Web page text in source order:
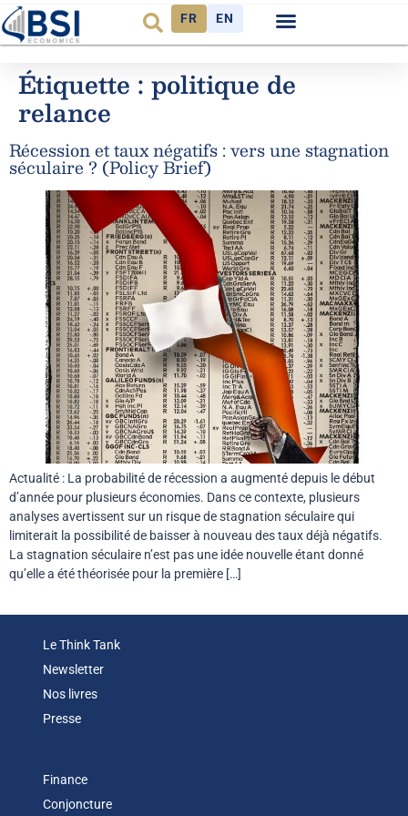
FR EN
Étiquette : politique de
relance
Récession et taux négatifs : vers une stagnation
séculaire ? (Policy Brief)
Actualité : La probabilité de récession a augmenté depuis le début
d’année pour plusieurs économies. Dans ce contexte, plusieurs
analyses avertissent sur un risque de stagnation séculaire qui
limiterait la possibilité de baisser à nouveau des taux déjà négatifs.
La stagnation séculaire n’est pas une idée nouvelle étant donné
qu’elle a été théorisée pour la première […]
Le Think Tank
Newsletter
Nos livres
Presse
Finance
Conjoncture